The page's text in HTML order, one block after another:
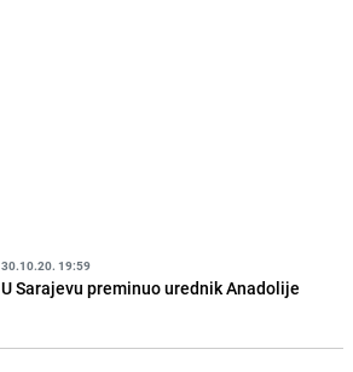
30.10.20. 19:59
U Sarajevu preminuo urednik Anadolije